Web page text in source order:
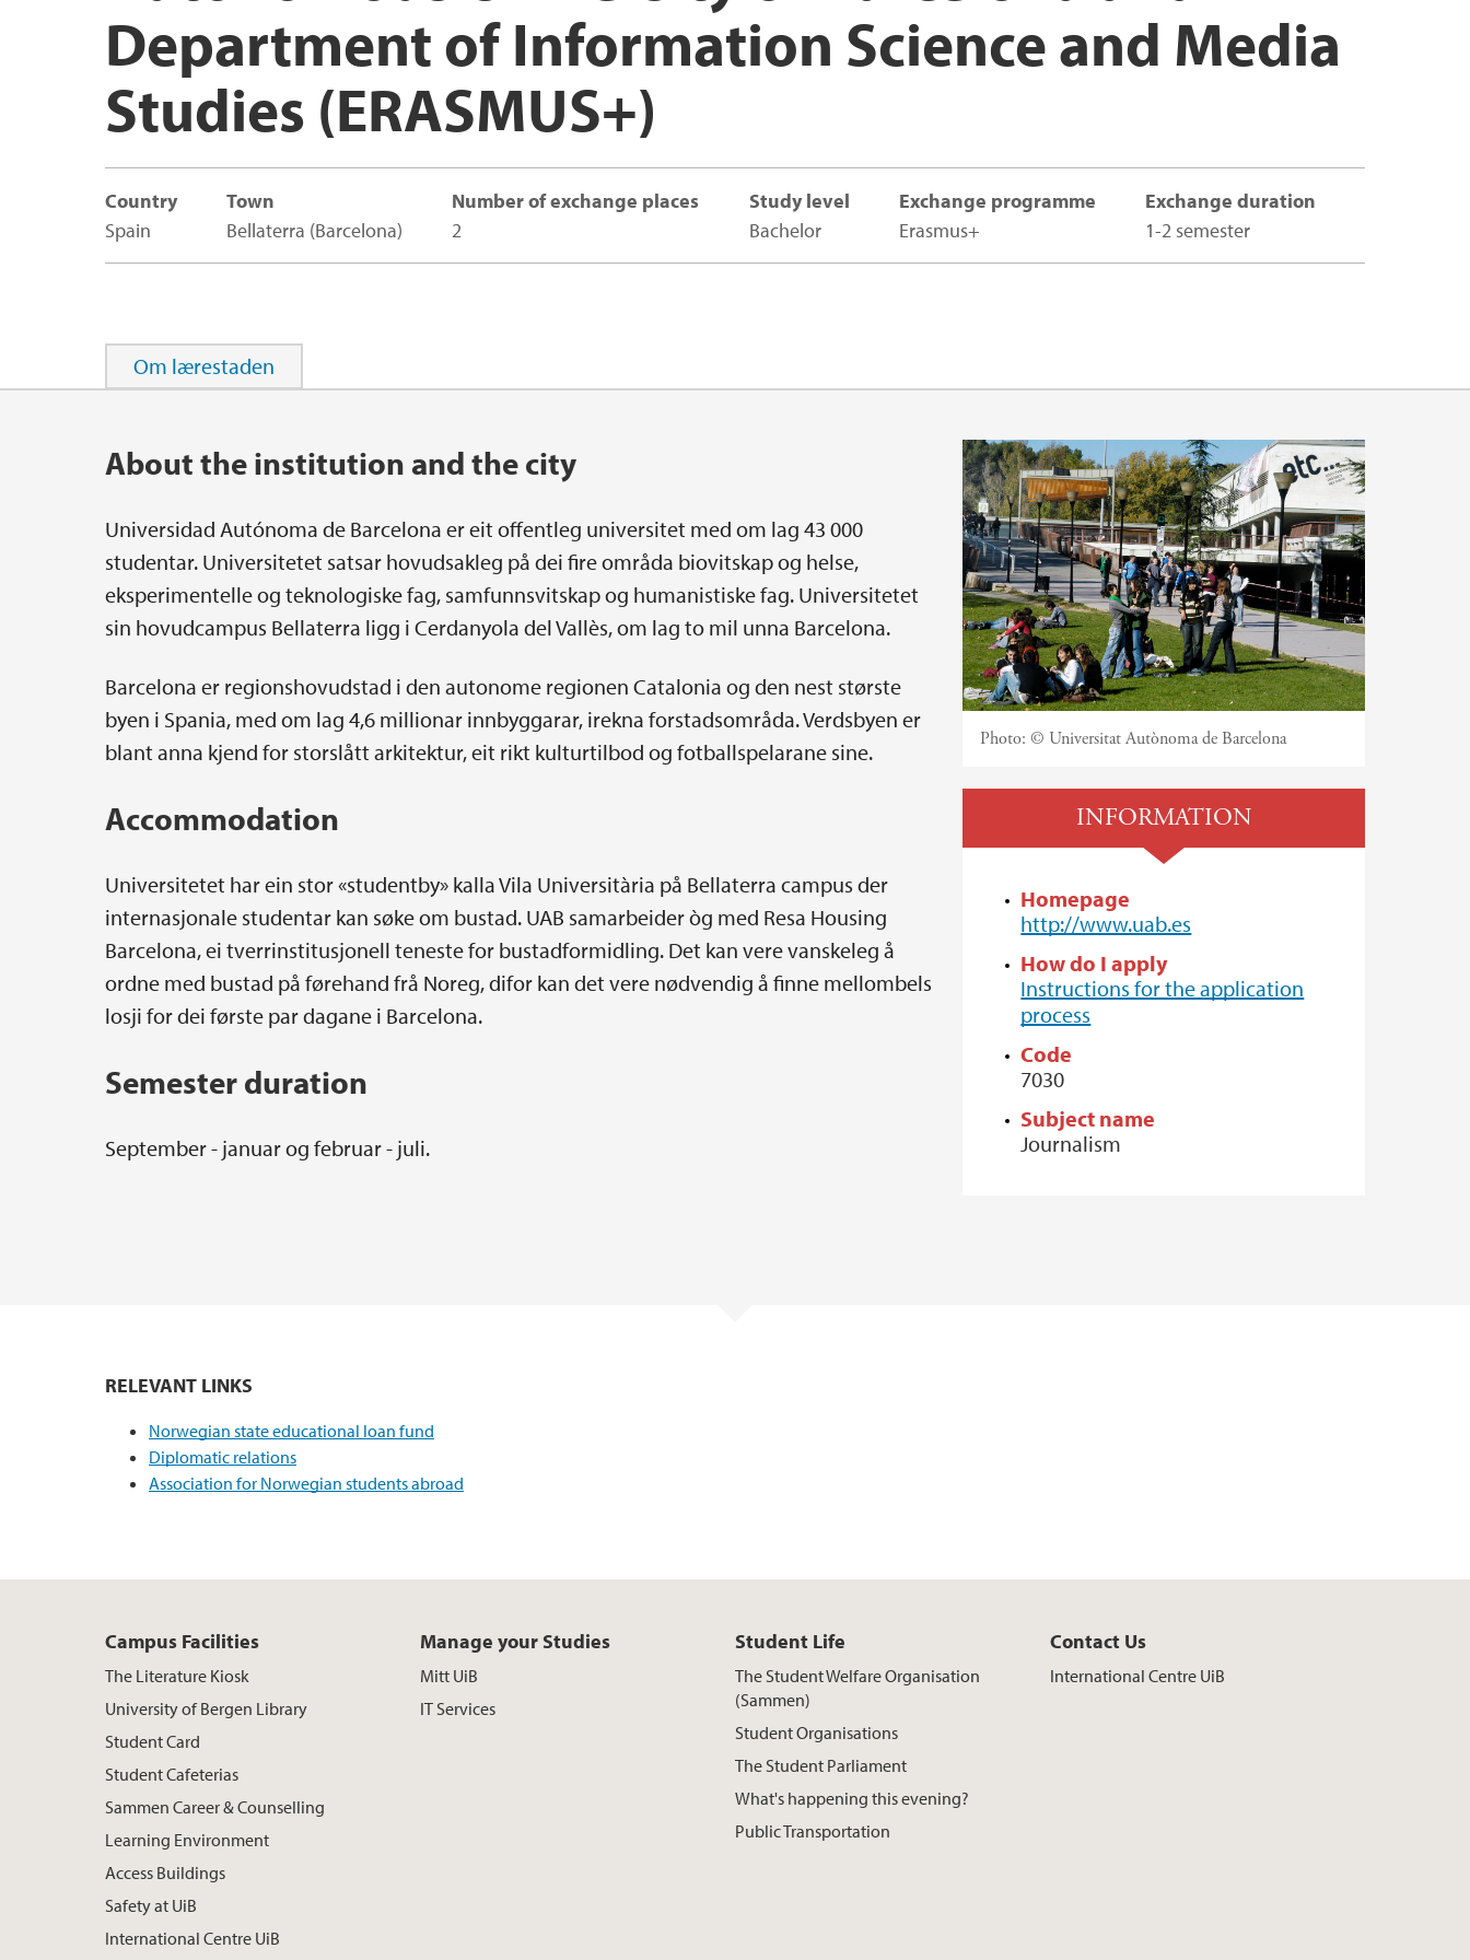
Access Buildings Safety at UiB
International Centre UiB
Department of Information Science and Media
Studies (ERASMUS+)
Country
Spain
Town
Bellaterra (Barcelona)
Number of exchange places
2
Study level
Bachelor
Exchange programme
Erasmus+
Exchange duration
1-2 semester
Om lærestaden
About the institution and the city
Universidad Autónoma de Barcelona er eit offentleg universitet med om lag 43 000
studentar. Universitetet satsar hovudsakleg på dei fire områda biovitskap og helse,
eksperimentelle og teknologiske fag, samfunnsvitskap og humanistiske fag. Universitetet
sin hovudcampus Bellaterra ligg i Cerdanyola del Vallès, om lag to mil unna Barcelona.
Barcelona er regionshovudstad i den autonome regionen Catalonia og den nest største
byen i Spania, med om lag 4,6 millionar innbyggarar, irekna forstadsområda. Verdsbyen er
blant anna kjend for storslått arkitektur, eit rikt kulturtilbod og fotballspelarane sine.
Accommodation
Universitetet har ein stor «studentby» kalla Vila Universitària på Bellaterra campus der
internasjonale studentar kan søke om bustad. UAB samarbeider òg med Resa Housing
Barcelona, ei tverrinstitusjonell teneste for bustadformidling. Det kan vere vanskeleg å
ordne med bustad på førehand frå Noreg, difor kan det vere nødvendig å finne mellombels
losji for dei første par dagane i Barcelona.
Semester duration
September - januar og februar - juli.
Photo:© Universitat Autònoma de Barcelona
INFORMATION
Homepage
http://www.uab.es
How do I apply
Instructions for the application
process
Code
7030
Subject name
Journalism
RELEVANT LINKS
Norwegian state educational loan fund
Diplomatic relations
Association for Norwegian students abroad
Campus Facilities
The Literature Kiosk
University of Bergen Library
Student Card
Student Cafeterias
Sammen Career & Counselling
Learning Environment
Access Buildings
Safety at UiB
International Centre UiB
Manage your Studies
Mitt UiB
IT Services
Student Life
The Student Welfare Organisation
(Sammen)
Student Organisations
The Student Parliament
What's happening this evening?
Public Transportation
Contact Us
International Centre UiB